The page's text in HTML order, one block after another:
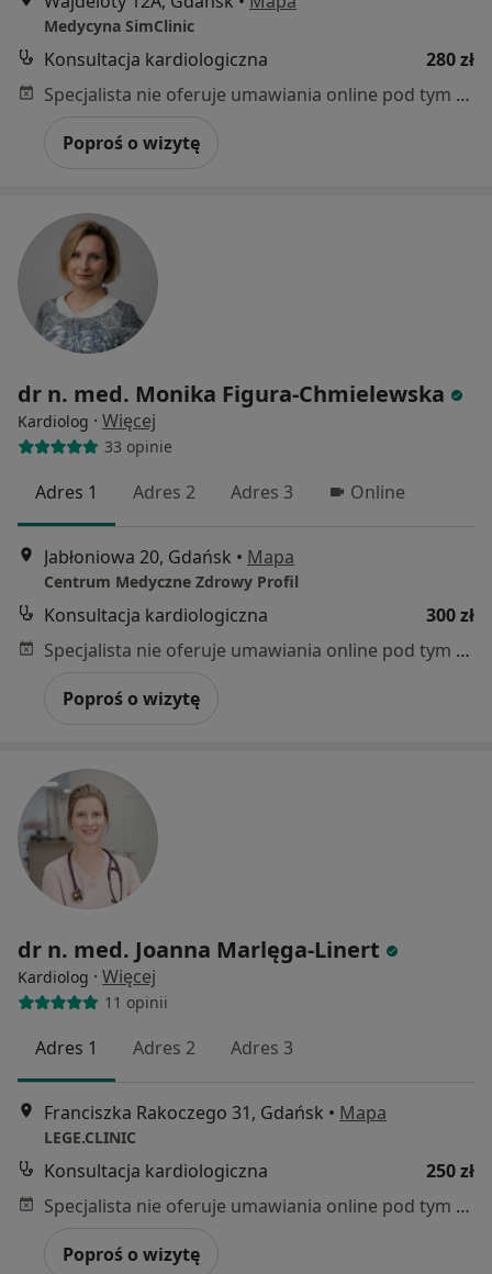
Medycyna SimClinic
Konsultacja kardiologiczna
280 zł
Specjalista nie oferuje umawiania online pod tym adresem.
Poproś o wizytę
dr n. med. Monika Figura-Chmielewska
Kardiolog · Więcej
33 opinie
Adres 1 Adres 2 Adres 3 Online
Jabłoniowa 20, Gdańsk • Mapa
Centrum Medyczne Zdrowy Profil
Konsultacja kardiologiczna
300 zł
Specjalista nie oferuje umawiania online pod tym adresem.
Poproś o wizytę
dr n. med. Joanna Marlęga-Linert
Kardiolog · Więcej
11 opinii
Adres 1 Adres 2 Adres 3
Franciszka Rakoczego 31, Gdańsk • Mapa
LEGE.CLINIC
Konsultacja kardiologiczna
250 zł
Specjalista nie oferuje umawiania online pod tym adresem.
Poproś o wizytę